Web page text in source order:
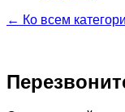
← Ко всем